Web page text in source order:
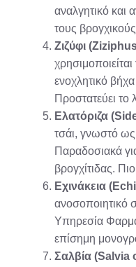
αναλγητικό και
τους
Ζιζύφι
ενοχλητικό
Προστατεύει το
Ελατόριζα
τσάι, γνωστό
Παραδοσιακά
βρογχίτιδας.
Εχινάκεια
Υπηρεσία
επίσημη
Σαλβία (Salvia